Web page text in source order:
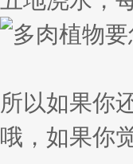
所以如果你
哦，如果你